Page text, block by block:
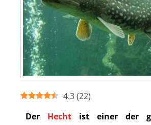
4.3(22)
Der Hecht ist einer der